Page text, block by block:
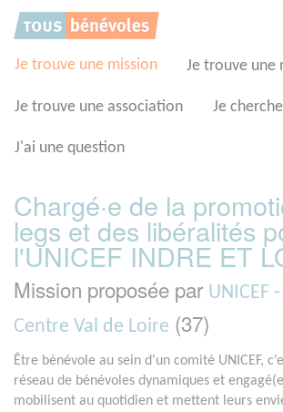
Je trouve une mission Je trouve une
Je trouve une association Je
J'ai une question
Chargé·e de la
legs et des libéralités
l'UNICEF INDRE ET
Mission proposée par UNICEF
Centre Val de Loire (37)
Être bénévole au sein d'un comité UNICEF,
réseau de bénévoles dynamiques et
mobilisent au quotidien et mettent leurs
Panneau de gestion des cookies